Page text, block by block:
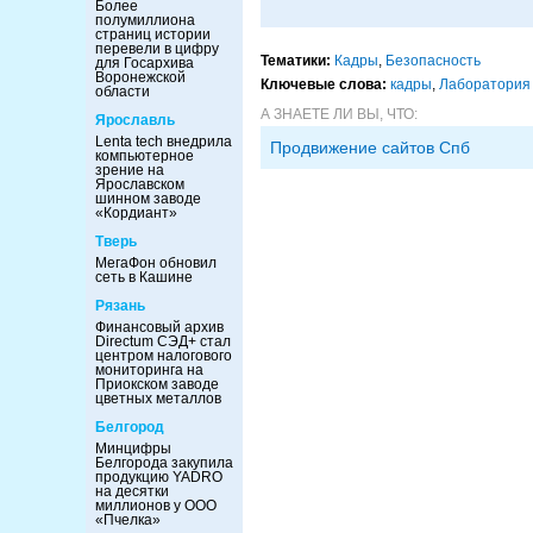
Более
полумиллиона
страниц истории
перевели в цифру
для Госархива
Воронежской
области
Ярославль
Lenta tech внедрила
компьютерное
зрение на
Ярославском
шинном заводе
«Кордиант»
Тверь
МегаФон обновил
сеть в Кашине
Рязань
Финансовый архив
Directum СЭД+ стал
центром налогового
мониторинга на
Приокском заводе
цветных металлов
Белгород
Минцифры
Белгорода закупила
продукцию YADRO
на десятки
миллионов у ООО
«Пчелка»
Тематики: Кадры, Безопасность
Ключевые слова: кадры, Лаборатория
А ЗНАЕТЕ ЛИ ВЫ, ЧТО:
Продвижение сайтов Спб